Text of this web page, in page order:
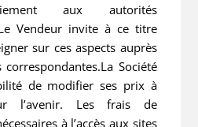
aux autorités
Vendeur invite à ce titre
sur ces aspects auprès
Société
de modifier ses prix à
l’avenir. Les frais de
à l’accès aux sites